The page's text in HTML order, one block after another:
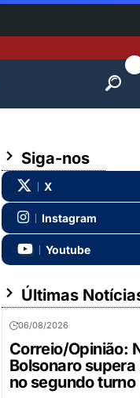
Siga-nos
X
Instagram
Youtube
Últimas
06/08/2026
Correio/Opinião:
Bolsonaro
no segundo turno